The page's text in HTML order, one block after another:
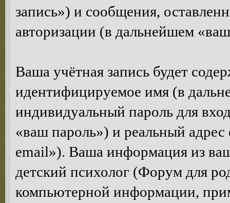
запись») и сообщения,
авторизации (в дальнейшем
Ваша учётная запись будет
идентифицируемое имя (в
индивидуальный пароль для
«ваш пароль») и реальный
email»). Ваша информация из
детский психолог (Форум для
компьютерной информации,